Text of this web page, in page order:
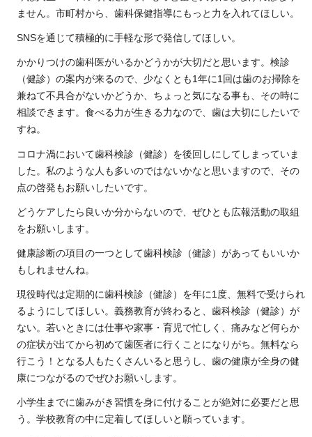
ません。市町村から、歯科保健指導にもっと力を入れてほしい。
SNSを通じて積極的に手軽な形で発信してほしい。
かかりつけの歯科医がいるかどうかが大切だと思います。検診
（健診）の案内が来るので、少なくとも1年に1回は歯のお掃除を
兼ねて不具合がないかどうか、ちょっと気になる事も、その時に
相談できます。食べる力が生きる力なので、歯は大切にしたいで
すね。
コロナ渦において歯科検診（健診）を後回しにしてしまっていま
した。私のような人も多いのではないかなと思いますので、その
点の啓発もお願いしたいです。
どうケアしたら良いか分からないので、ぜひとも広報活動の取組
をお願いします。
健康診断の項目の一つとして歯科検診（健診）があってもいいか
もしれませんね。
現役時代は定期的に歯科検診（健診）を年に1度、無料で受けられ
るようにしてほしい。義務教育が終わると、歯科検診（健診）が
ない。若いときには仕事や家事・育児で忙しく、痛みなど何らか
の症状が出てから初めて歯医者に行くことになりがち。無料なら
行こう！となる人もたくさんいると思うし、歯の健康が全身の健
康につながるのでぜひお願いします。
小学生までに歯みがき習慣を身に付けることが絶対に必要だと思
う。学校教育の中に定着してほしいと願っています。